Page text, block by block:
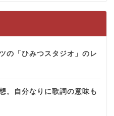
の「ひみつスタジオ」のレ
。自分なりに歌詞の意味も